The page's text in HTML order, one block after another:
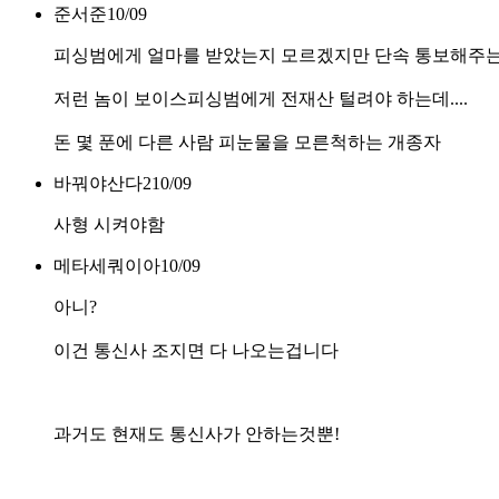
준서준10/09
피싱범에게 얼마를 받았는지 모르겠지만 단속 통보해주
저런 놈이 보이스피싱범에게 전재산 털려야 하는데....
돈 몇 푼에 다른 사람 피눈물을 모른척하는 개종자
바꿔야산다210/09
사형 시켜야함
메타세쿼이아10/09
아니?
이건 통신사 조지면 다 나오는겁니다
과거도 현재도 통신사가 안하는것뿐!